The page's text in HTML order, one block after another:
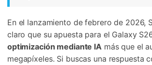
En el lanzamiento de febrero de 2026,
claro que su apuesta para el Galaxy
optimización mediante IA más que el
megapíxeles. Si buscas una respuesta